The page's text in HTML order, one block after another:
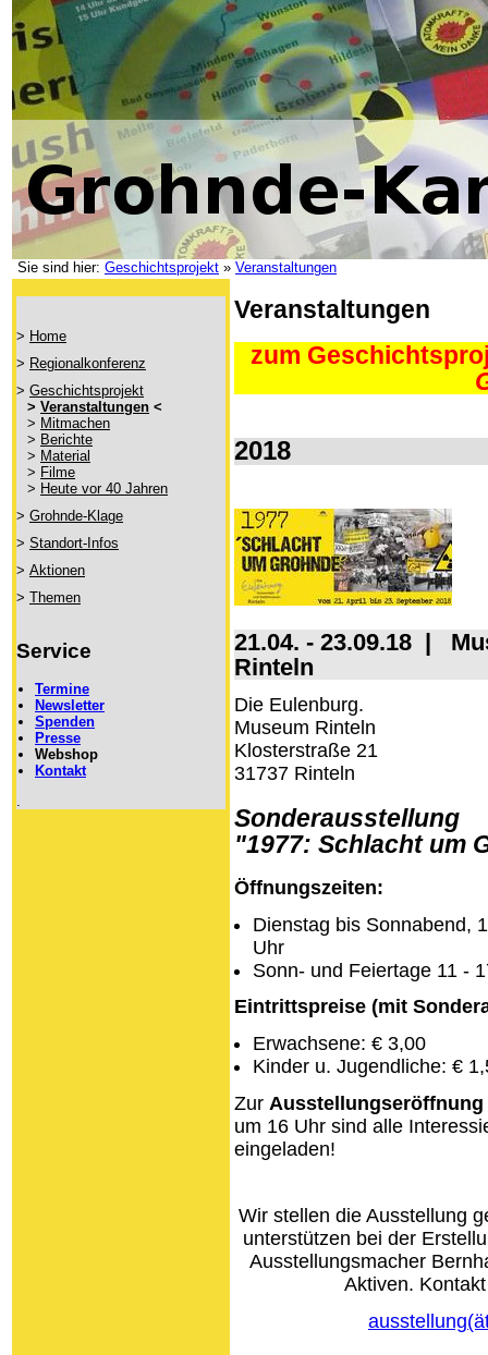
Sie sind hier: Geschichtsprojekt » Veranstaltungen
> Home
> Regionalkonferenz
> Geschichtsprojekt
> Veranstaltungen <
> Mitmachen
> Berichte
> Material
> Filme
> Heute vor 40 Jahren
> Grohnde-Klage
> Standort-Infos
> Aktionen
> Themen
Service
Termine
Newsletter
Spenden
Presse
Webshop
Kontakt
Veranstaltungen
zum
2018
21.04. - 23.09.18 |
Rinteln
Die Eulenburg.
Museum Rinteln
Klosterstraße 21
31737 Rinteln
Sonderausstellung
"1977: Schlacht um
Öffnungszeiten:
Dienstag bis Sonnabend,
Uhr
Sonn- und Feiertage 11 -
Eintrittspreise (mit
Erwachsene: € 3,00
Kinder u. Jugendliche: €
Zur Ausstellungseröffnung
um 16 Uhr sind alle
eingeladen!
Wir stellen die Ausstellung
unterstützen bei der
Ausstellungsmacher
Aktiven.